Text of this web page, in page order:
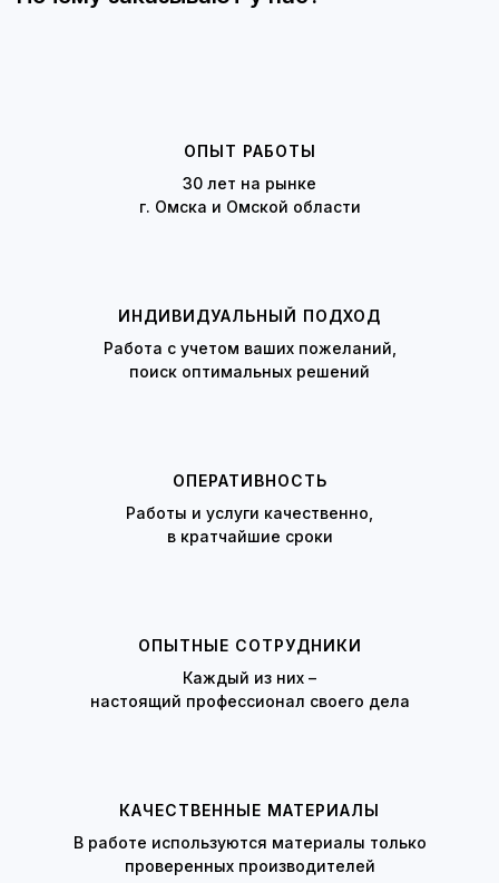
ОПЫТ РАБОТЫ
30 лет на рынке
г. Омска и Омской области
ИНДИВИДУАЛЬНЫЙ ПОДХОД
Работа с учетом ваших пожеланий,
поиск оптимальных решений
ОПЕРАТИВНОСТЬ
Работы и услуги качественно,
в кратчайшие сроки
ОПЫТНЫЕ СОТРУДНИКИ
Каждый из них –
настоящий профессионал своего дела
КАЧЕСТВЕННЫЕ МАТЕРИАЛЫ
В работе используются материалы только
проверенных производителей